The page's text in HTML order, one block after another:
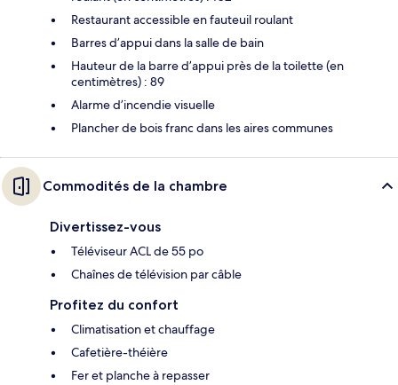
Restaurant accessible en fauteuil roulant
Barres d’appui dans la salle de bain
Hauteur de la barre d’appui près de la toilette (en
centimètres) : 89
Alarme d’incendie visuelle
Plancher de bois franc dans les aires communes
Commodités de la chambre
Divertissez-vous
Téléviseur ACL de 55 po
Chaînes de télévision par câble
Profitez du confort
Climatisation et chauffage
Cafetière-théière
Fer et planche à repasser